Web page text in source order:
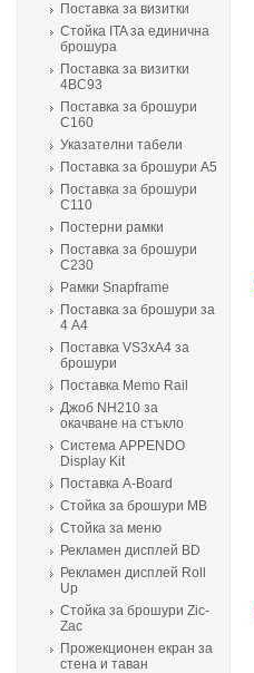
Поставка за визитки
Стойка ITA за единична
брошура
Поставка за визитки
4ВС93
Поставка за брошури
С160
Указателни табели
Поставка за брошури A5
Поставка за брошури
С110
Постерни рамки
Поставка за брошури
С230
Рамки Snapframe
Поставка за брошури за
4 А4
Поставка VS3xA4 за
брошури
Поставка Memo Rail
Джоб NH210 за
окачване на стъкло
Система APPENDO
Display Kit
Поставка A-Board
Стойка за брошури МВ
Стойка за меню
Рекламен дисплей BD
Рекламен дисплей Roll
Up
Стойка за брошури Zic-
Zac
Прожекционен екран за
стена и таван